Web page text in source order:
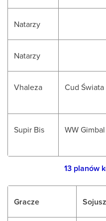
Natarzy
Natarzy
Vhaleza Cud Świata
Supir Bis WW Gimbal
13 planów
Gracze